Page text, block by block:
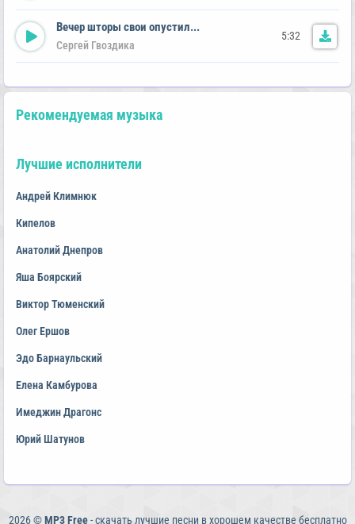
Вечер шторы свои опустил...
Сергей Гвоздика
5:32
Рекомендуемая музыка
Лучшие исполнители
Андрей Климнюк
Кипелов
Анатолий Днепров
Яша Боярский
Виктор Тюменский
Олег Ершов
Эдо Барнаульский
Елена Камбурова
Имеджин Драгонс
Юрий Шатунов
2026 ©MP3 Free- скачать лучшие песни в хорошем качестве бесплатно